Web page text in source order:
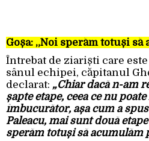
Goșa: „Noi sperăm totuși
Întrebat de ziariști care
sânul echipei, căpitanul
declarat: „Chiar dacă n-am
șapte etape, ceea ce nu
îmbucurător, așa cum a
Paleacu, mai sunt două
sperăm totuși să acumulăm